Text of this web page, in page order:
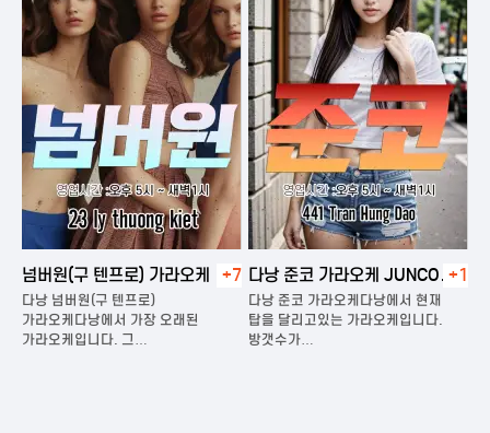
넘버원(구 텐프로) 가라오케 +7
다낭 넘버원(구 텐프로)
가라오케다낭에서 가장 오래된
가라오케입니다. 그…
다낭 준코 가라오케 JUNCO
KARAOKE
+1
다낭 준코 가라오케다낭에서 현재
탑을 달리고있는 가라오케입니다.
방갯수가…